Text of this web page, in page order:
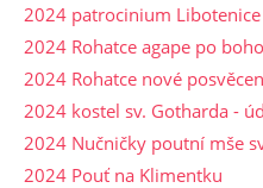
2024 patrocinium Libotenice
2024 Rohatce agape po
2024 Rohatce nové
2024 kostel sv. Gotharda -
2024 Nučničky poutní mše
2024 Pouť na Klimentku